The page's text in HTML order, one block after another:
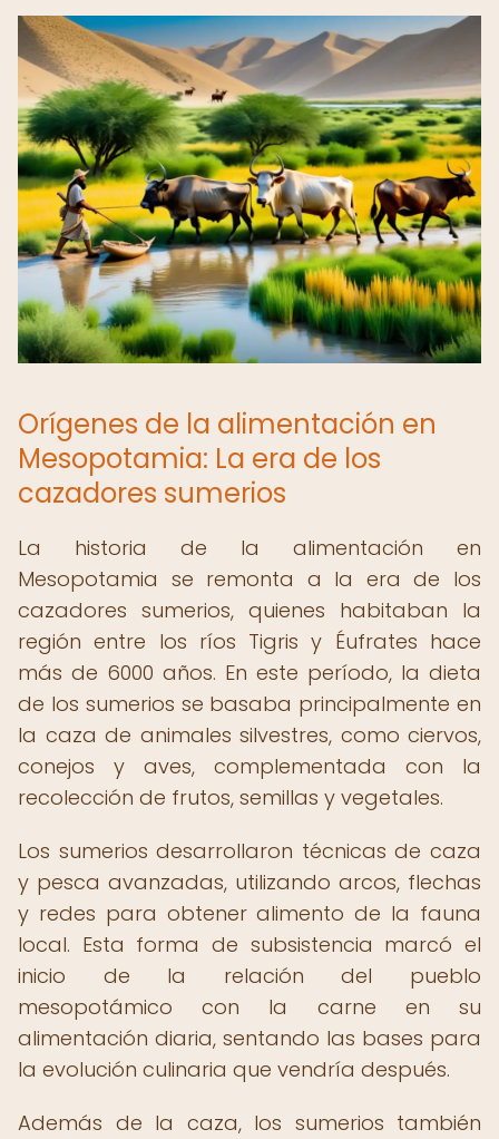
Orígenes de la alimentación en
Mesopotamia: La era de los
cazadores sumerios
La historia de la alimentación en
Mesopotamia se remonta a la era de los
cazadores sumerios, quienes habitaban la
región entre los ríos Tigris y Éufrates hace
más de 6000 años. En este período, la dieta
de los sumerios se basaba principalmente en
la caza de animales silvestres, como ciervos,
conejos y aves, complementada con la
recolección de frutos, semillas y vegetales.
Los sumerios desarrollaron técnicas de caza
y pesca avanzadas, utilizando arcos, flechas
y redes para obtener alimento de la fauna
local. Esta forma de subsistencia marcó el
inicio de la relación del pueblo
mesopotámico con la carne en su
alimentación diaria, sentando las bases para
la evolución culinaria que vendría después.
Además de la caza, los sumerios también